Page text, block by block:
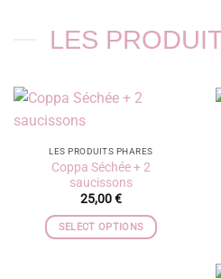
LES
LES PRODUITS PHARES
Coppa Séchée + 2
saucissons
25,00€
SELECT OPTIONS